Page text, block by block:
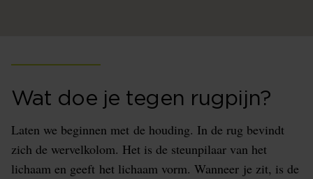
Wat doe je tegen rugpijn?
Laten we beginnen met de houding. In de rug bevindt
zich de wervelkolom. Het is de steunpilaar van het
lichaam en geeft het lichaam vorm. Wanneer je zit, is de